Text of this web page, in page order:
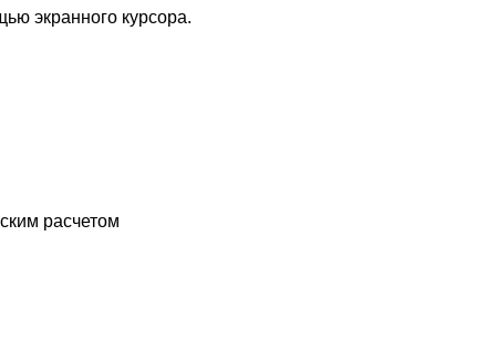
экранного курсора.
расчетом